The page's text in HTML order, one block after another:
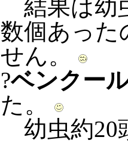
結果は幼
数個あった
せん。
?ベンクー
た。
幼虫約20